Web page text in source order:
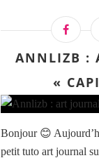
ANNLIZB :
«
Bonjour 😊
petit tuto art journal